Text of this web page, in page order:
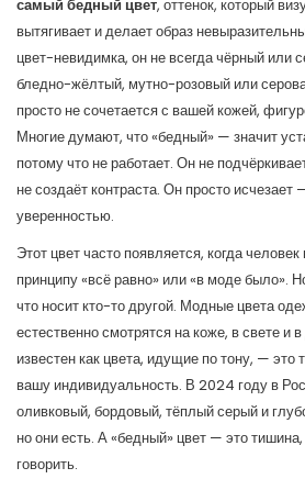
самый бедный цвет, оттенок, который
вытягивает и делает образ
цвет-невидимка, он не всегда чёрный или
бледно-жёлтый, мутно-розовый или
просто не сочетается с вашей кожей,
Многие думают, что «бедный» — значит
потому что не работает. Он не
не создаёт контраста. Он просто
уверенностью.
Этот цвет часто появляется, когда
принципу «всё равно» или «в моде было».
что носит кто-то другой. Модные цвета
естественно смотрятся на коже, в свете и
известен как цвета, идущие по тону, — это
вашу индивидуальность. В 2024 году в
оливковый, бордовый, тёплый серый и
но они есть. А «бедный» цвет — это
говорить.